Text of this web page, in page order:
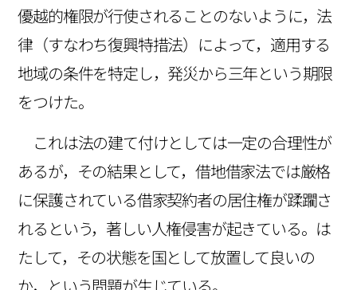
優越的権限が行使されることのないように，法
律（すなわち復興特措法）によって，適用する
地域の条件を特定し，発災から三年という期限
をつけた。
これは法の建て付けとしては一定の合理性が
あるが，その結果として，借地借家法では厳格
に保護されている借家契約者の居住権が蹂躙さ
れるという，著しい人権侵害が起きている。は
たして，その状態を国として放置して良いの